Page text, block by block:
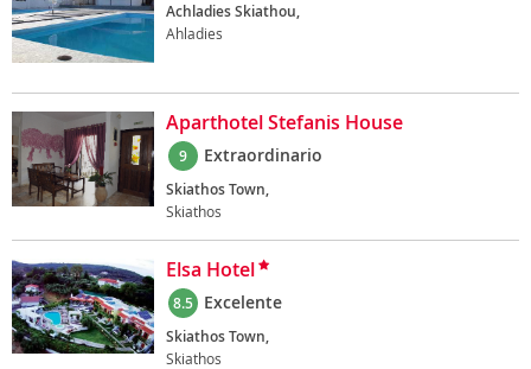
Achladies Skiathou,
Ahladies
Aparthotel Stefanis House
9 Extraordinario
Skiathos Town,
Skiathos
Elsa Hotel
8.5 Excelente
Skiathos Town,
Skiathos